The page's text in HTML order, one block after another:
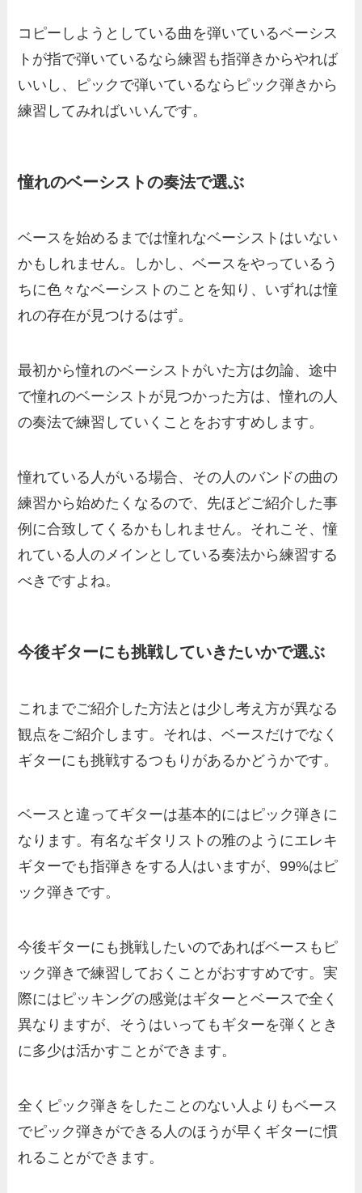
コピーしようとしている曲を弾いているベーシス
トが指で弾いているなら練習も指弾きからやれば
いいし、ピックで弾いているならピック弾きから
練習してみればいいんです。
憧れのベーシストの奏法で選ぶ
ベースを始めるまでは憧れなベーシストはいない
かもしれません。しかし、ベースをやっているう
ちに色々なベーシストのことを知り、いずれは憧
れの存在が見つけるはず。
最初から憧れのベーシストがいた方は勿論、途中
で憧れのベーシストが見つかった方は、憧れの人
の奏法で練習していくことをおすすめします。
憧れている人がいる場合、その人のバンドの曲の
練習から始めたくなるので、先ほどご紹介した事
例に合致してくるかもしれません。それこそ、憧
れている人のメインとしている奏法から練習する
べきですよね。
今後ギターにも挑戦していきたいかで選ぶ
これまでご紹介した方法とは少し考え方が異なる
観点をご紹介します。それは、ベースだけでなく
ギターにも挑戦するつもりがあるかどうかです。
ベースと違ってギターは基本的にはピック弾きに
なります。有名なギタリストの雅のようにエレキ
ギターでも指弾きをする人はいますが、99%はピ
ック弾きです。
今後ギターにも挑戦したいのであればベースもピ
ック弾きで練習しておくことがおすすめです。実
際にはピッキングの感覚はギターとベースで全く
異なりますが、そうはいってもギターを弾くとき
に多少は活かすことができます。
全くピック弾きをしたことのない人よりもベース
でピック弾きができる人のほうが早くギターに慣
れることができます。